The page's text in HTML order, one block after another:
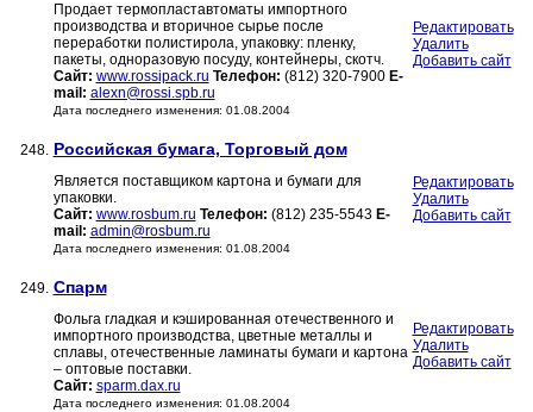
Продает термопластавтоматы импортного
производства и вторичное сырье после
переработки полистирола, упаковку: пленку,
пакеты, одноразовую посуду, контейнеры, скотч.
Сайт: www.rossipack.ru Телефон: (812) 320-7900 E-
mail: alexn@rossi.spb.ru
Дата последнего изменения: 01.08.2004
Редактировать
Удалить
Добавить сайт
248. Российская бумага, Торговый дом
Является поставщиком картона и бумаги для
упаковки.
Сайт: www.rosbum.ru Телефон: (812) 235-5543 E-
mail: admin@rosbum.ru
Дата последнего изменения: 01.08.2004
Редактировать
Удалить
Добавить сайт
249. Спарм
Фольга гладкая и кэшированная отечественного и
импортного производства, цветные металлы и
сплавы, отечественные ламинаты бумаги и картона
– оптовые поставки.
Сайт: sparm.dax.ru
Дата последнего изменения: 01.08.2004
Редактировать
Удалить
Добавить сайт